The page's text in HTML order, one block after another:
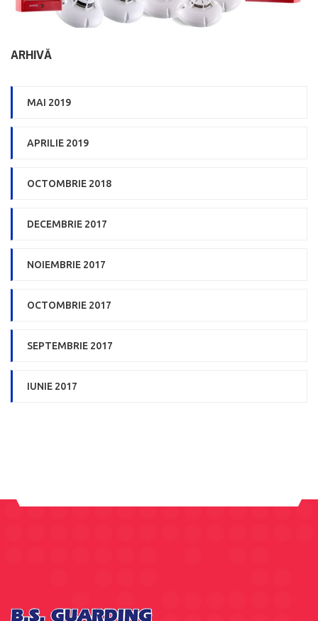
ARHIVĂ
MAI 2019
APRILIE 2019
OCTOMBRIE 2018
DECEMBRIE 2017
NOIEMBRIE 2017
OCTOMBRIE 2017
SEPTEMBRIE 2017
IUNIE 2017